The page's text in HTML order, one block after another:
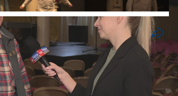
Dušek, napadne
Ale každý nějakou